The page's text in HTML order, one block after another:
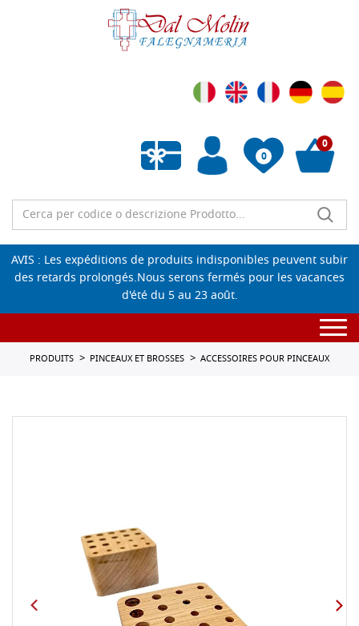
0
Liste de souhaits vide
0
AVIS : Les expéditions de produits indisponibles peuvent subir
des retards prolongés.Nous serons fermés pour les vacances
d'été du 5 au 23 août.
PRODUITS PINCEAUX ET BROSSES ACCESSOIRES POUR PINCEAUX